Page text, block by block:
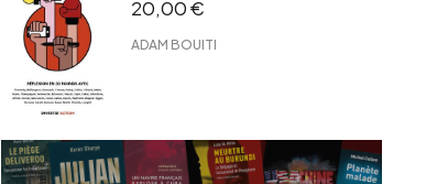
20,00€
ADAM BOUITI